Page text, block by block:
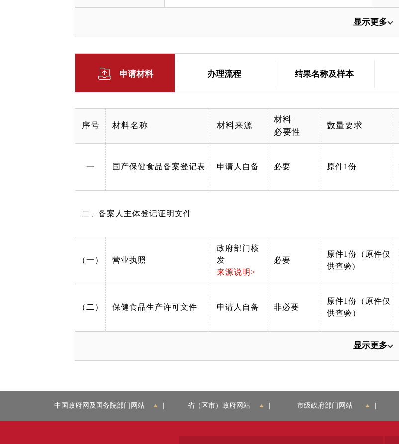
显示更多
申请材料 办理流程 结果名称及样本
序号 材料名称 材料来源
材料
必要性
数量要求
一 国产保健食品备案登记表 申请人自备 必要 原件1份
二、备案人主体登记证明文件
（一） 营业执照
政府部门核
发
来源说明>
必要
原件1份（原件仅
供查验)
（二） 保健食品生产许可文件 申请人自备 非必要
原件1份（原件仅
供查验）
显示更多
中国政府网及国务院部门网站 省（区市）政府网站 市级政府部门网站